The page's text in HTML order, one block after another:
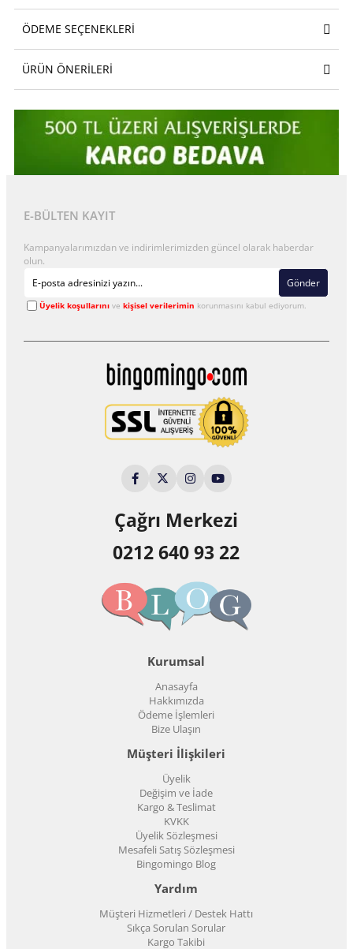
ÖDEME SEÇENEKLERI
ÜRÜN ÖNERILERI
E-BÜLTEN KAYIT
Kampanyalarımızdan ve indirimlerimizden güncel olarak haberdar
olun.
Gönder
Üyelik koşullarınıve kişisel verilerimin korunmasını kabul ediyorum.
Çağrı Merkezi
0212 640 93 22
Kurumsal
Anasayfa
Hakkımızda
Ödeme İşlemleri
Bize Ulaşın
Müşteri İlişkileri
Üyelik
Değişim ve İade
Kargo & Teslimat
KVKK
Üyelik Sözleşmesi
Mesafeli Satış Sözleşmesi
Bingomingo Blog
Yardım
Müşteri Hizmetleri / Destek Hattı
Sıkça Sorulan Sorular
Kargo Takibi